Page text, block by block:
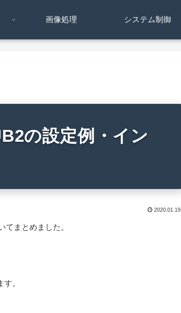
画像処理 システム制御
の設定例・イン
2020.01.19
てまとめました。
。